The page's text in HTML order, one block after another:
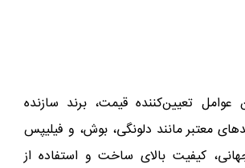
عوامل تعیین‌کننده قیمت، برند سازنده
معتبر مانند دلونگی، بوش، و فیلیپس
کیفیت بالای ساخت و استفاده از